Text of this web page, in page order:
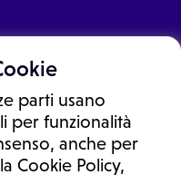
parti usano
per funzionalità
anche per
Cookie Policy,
sono un consulto medico.
un consulto, una